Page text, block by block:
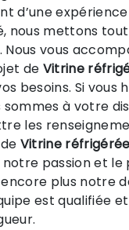
d’une
nous mettons
Nous vous
de Vitrine
besoins. Si vous
sommes à votre
les
Vitrine réfrigérée
passion et le
plus notre
est qualifiée